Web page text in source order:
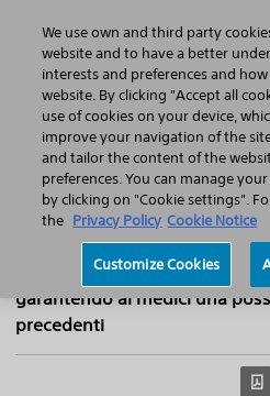
Home Featured
Boston Scientific ha
per la valvola LOTUS™
Il dispositivo per la
valvola aortica (TAVR,
Replacement) permette il
garantendo ai medici una
precedenti
We use own and third party
website and to have a better
interests and preferences and
website. By clicking "Accept all
use of cookies on your device,
improve your navigation of the
and tailor the content of the
preferences. You can manage
by clicking on "Cookie settings".
the Privacy Policy Cookie Notice
Customize Cookies